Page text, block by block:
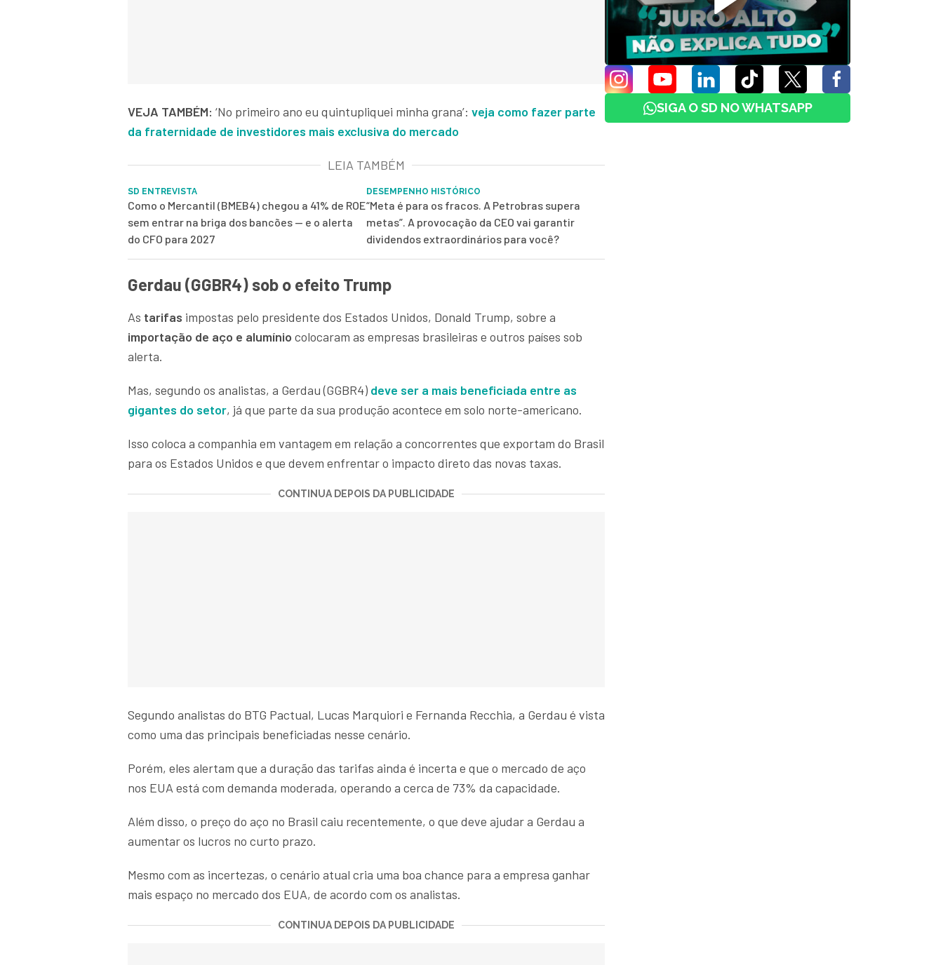
VEJA TAMBÉM: ‘No primeiro ano eu quintupliquei minha grana’: veja como fazer parte
da fraternidade de investidores mais exclusiva do mercado
LEIA TAMBÉM
SD ENTREVISTA
Como o Mercantil (BMEB4) chegou a 41% de ROE
sem entrar na briga dos bancões — e o alerta
do CFO para 2027
DESEMPENHO HISTÓRICO
“Meta é para os fracos. A Petrobras supera
metas”. A provocação da CEO vai garantir
dividendos extraordinários para você?
Gerdau (GGBR4) sob o efeito Trump
As tarifas impostas pelo presidente dos Estados Unidos, Donald Trump, sobre a
importação de aço e alumínio colocaram as empresas brasileiras e outros países sob
alerta.
Mas, segundo os analistas, a Gerdau (GGBR4) deve ser a mais beneficiada entre as
gigantes do setor, já que parte da sua produção acontece em solo norte-americano.
Isso coloca a companhia em vantagem em relação a concorrentes que exportam do Brasil
para os Estados Unidos e que devem enfrentar o impacto direto das novas taxas.
CONTINUA DEPOIS DA PUBLICIDADE
Segundo analistas do BTG Pactual, Lucas Marquiori e Fernanda Recchia, a Gerdau é vista
como uma das principais beneficiadas nesse cenário.
Porém, eles alertam que a duração das tarifas ainda é incerta e que o mercado de aço
nos EUA está com demanda moderada, operando a cerca de 73% da capacidade.
Além disso, o preço do aço no Brasil caiu recentemente, o que deve ajudar a Gerdau a
aumentar os lucros no curto prazo.
Mesmo com as incertezas, o cenário atual cria uma boa chance para a empresa ganhar
mais espaço no mercado dos EUA, de acordo com os analistas.
CONTINUA DEPOIS DA PUBLICIDADE
SIGA O SD NO WHATSAPP